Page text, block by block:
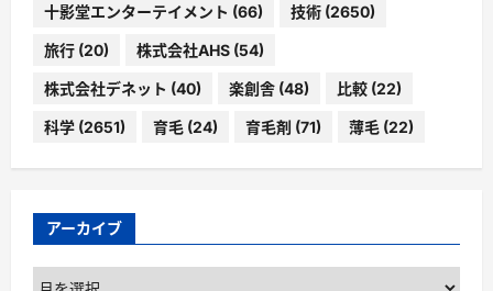
十影堂エンターテイメント (66) 技術 (2650)
旅行 (20) 株式会社AHS (54)
株式会社デネット (40) 楽創舎 (48) 比較 (22)
科学 (2651) 育毛 (24) 育毛剤 (71) 薄毛 (22)
アーカイブ
ア